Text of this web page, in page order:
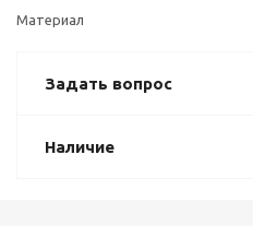
Материал
Задать вопрос
Наличие